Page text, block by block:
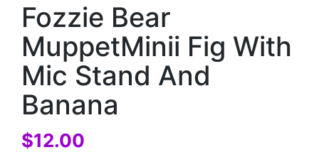
Fozzie Bear
MuppetMinii Fig With
Mic Stand And
Banana
$12.00